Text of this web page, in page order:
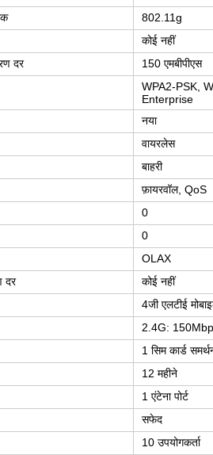
802.11g
कोई नहीं
दर
150 एमबीपीएस
WPA2-PSK,
Enterprise
नया
वायरलेस
बाहरी
फ़ायरवॉल, QoS
0
0
OLAX
दर
कोई नहीं
4जी एलटीई
2.4G:
1 सिम कार्ड
12 महीने
1 एंटेना पोर्ट
सफेद
10 उपयोगकर्ता